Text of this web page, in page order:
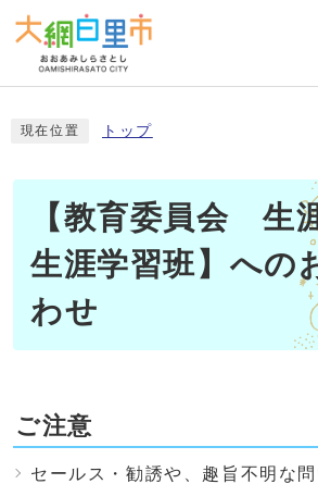
現在位置 トップ
【教育委員会 生
生涯学習班】への
わせ
ご注意
セールス・勧誘や、趣旨不明な